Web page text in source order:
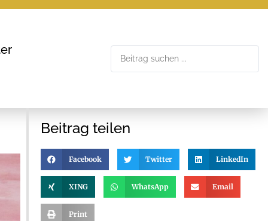
Beitrag teilen
Facebook Twitter LinkedIn
XING WhatsApp Email
Print